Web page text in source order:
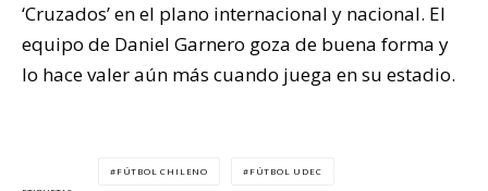
‘Cruzados’ en el plano internacional y nacional. El
equipo de Daniel Garnero goza de buena forma y
lo hace valer aún más cuando juega en su estadio.
FÚTBOL CHILENO FÚTBOL UDEC